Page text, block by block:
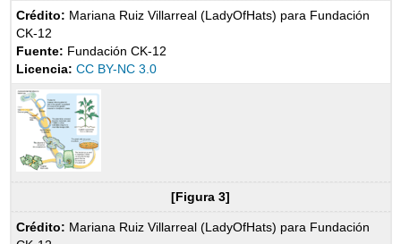
Crédito: Mariana Ruiz Villarreal (LadyOfHats) para Fundación
CK-12
Fuente: Fundación CK-12
Licencia: CC BY-NC 3.0
[Figura 3]
Crédito: Mariana Ruiz Villarreal (LadyOfHats) para Fundación